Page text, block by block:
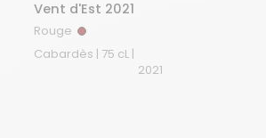
Vent d'Est 2021
Rouge Rouge
Cabardès | 75 cL |
2021